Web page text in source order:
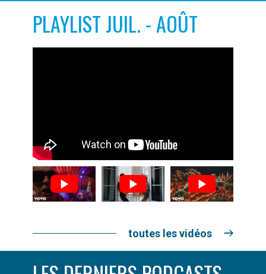
PLAYLIST JUIL. - AOÛT
toutes les vidéos